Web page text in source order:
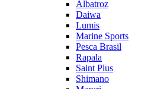
Albatroz
Daiwa
Lumis
Marine Sports
Pesca Brasil
Rapala
Saint Plus
Shimano